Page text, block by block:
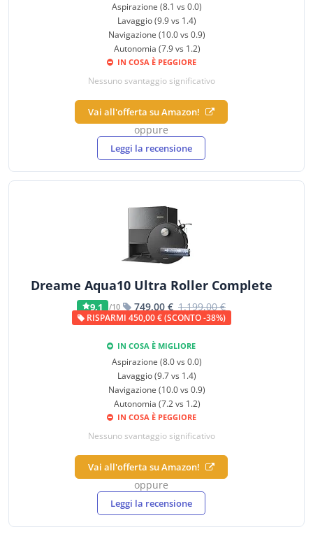
Aspirazione (8.1 vs 0.0)
Lavaggio (9.9 vs 1.4)
Navigazione (10.0 vs 0.9)
Autonomia (7.9 vs 1.2)
IN COSA È PEGGIORE
Nessuno svantaggio significativo
Vai all'offerta su Amazon!
oppure
Leggi la recensione
Dreame Aqua10 Ultra Roller Complete
9,1 /10 749,00 € 1.199,00 €
RISPARMI 450,00 € (SCONTO -38%)
IN COSA È MIGLIORE
Aspirazione (8.0 vs 0.0)
Lavaggio (9.7 vs 1.4)
Navigazione (10.0 vs 0.9)
Autonomia (7.2 vs 1.2)
IN COSA È PEGGIORE
Nessuno svantaggio significativo
Vai all'offerta su Amazon!
oppure
Leggi la recensione